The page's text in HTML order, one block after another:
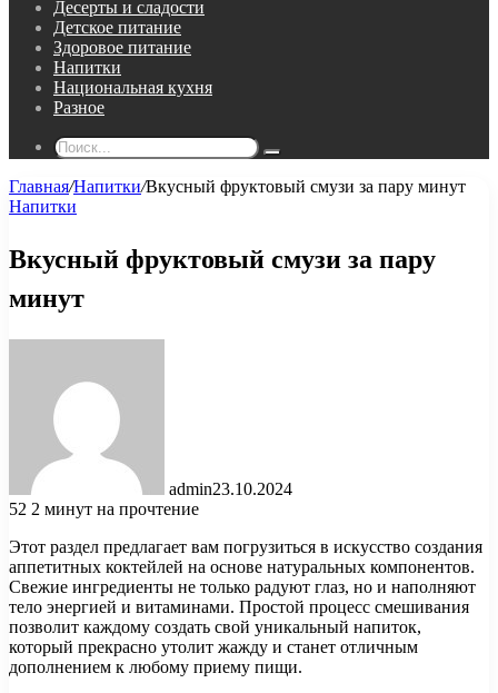
Десерты и сладости
Детское питание
Здоровое питание
Напитки
Национальная кухня
Разное
Поиск...
Главная/Напитки/Вкусный фруктовый смузи за пару минут
Напитки
Вкусный фруктовый смузи за пару
минут
admin23.10.2024
52 2 минут на прочтение
Этот раздел предлагает вам погрузиться в искусство создания
аппетитных коктейлей на основе натуральных компонентов.
Свежие ингредиенты не только радуют глаз, но и наполняют
тело энергией и витаминами. Простой процесс смешивания
позволит каждому создать свой уникальный напиток,
который прекрасно утолит жажду и станет отличным
дополнением к любому приему пищи.